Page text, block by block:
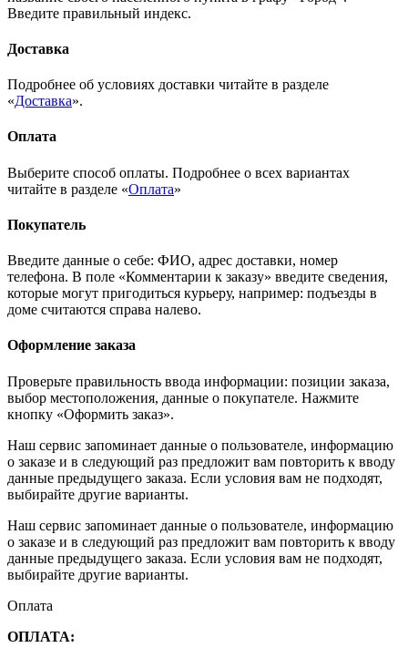
Введите правильный индекс.
Доставка
Подробнее об условиях доставки читайте в разделе
«Доставка».
Оплата
Выберите способ оплаты. Подробнее о всех вариантах
читайте в разделе «Оплата»
Покупатель
Введите данные о себе: ФИО, адрес доставки, номер
телефона. В поле «Комментарии к заказу» введите сведения,
которые могут пригодиться курьеру, например: подъезды в
доме считаются справа налево.
Оформление заказа
Проверьте правильность ввода информации: позиции заказа,
выбор местоположения, данные о покупателе. Нажмите
кнопку «Оформить заказ».
Наш сервис запоминает данные о пользователе, информацию
о заказе и в следующий раз предложит вам повторить к вводу
данные предыдущего заказа. Если условия вам не подходят,
выбирайте другие варианты.
Наш сервис запоминает данные о пользователе, информацию
о заказе и в следующий раз предложит вам повторить к вводу
данные предыдущего заказа. Если условия вам не подходят,
выбирайте другие варианты.
Оплата
ОПЛАТА: